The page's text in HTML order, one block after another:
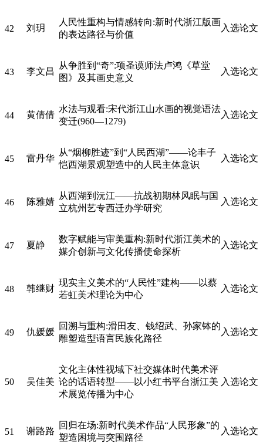
42 刘玥
人民性重构与情感转向:新时代浙江版画
的表达路径与价值
入选论文
43 李文昌
从争胜到“奇”:项圣谟师法卢鸿《草堂
图》及其画史意义
入选论文
44 黄倩倩
水法与观看:宋代浙江山水画的视觉语法
变迁(960—1279)
入选论文
45 雷丹华
从“烟柳胜迹”到“人民西湖”——论丰子
恺西湖景观塑造中的人民主体意识
入选论文
46 陈雅婧
从西湖到沅江——抗战初期林风眠与国
立杭州艺专西迁办学研究
入选论文
47 夏静
数字赋能与审美重构:新时代浙江美术的
媒介创新与文化传播使命探析
入选论文
48 韩继财
现实主义美术的“人民性”建构——以蔡
若虹美术理论为中心
入选论文
49 仇媛媛
回溯与重构:滑田友、钱绍武、孙家钵的
雕塑造型语言民族化路径
入选论文
50 吴佳美
文化主体性视域下社交媒体时代美术评
论的话语转型——以小红书平台浙江美
术展览传播为中心
入选论文
51 谢路路
回归在场:新时代美术作品“人民形象”的
塑造困境与突围路径
入选论文